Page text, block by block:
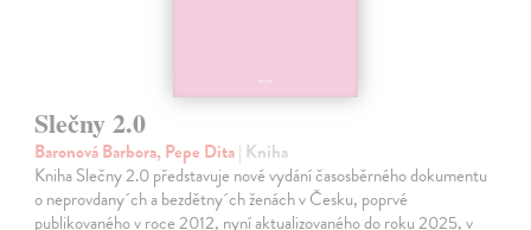
Slečny 2.0
Baronová Barbora, Pepe Dita| Kniha
Kniha Slečny 2.0 představuje nové vydání časosběrného dokumentu
o neprovdany´ch a bezdětny´ch ženách v Česku, poprvé
publikovaného v roce 2012, nyní aktualizovaného do roku 2025, v